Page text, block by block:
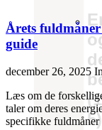
5)
Årets
guide
december 26, 2025
Læs om de
taler om deres
specifikke fuldmåner